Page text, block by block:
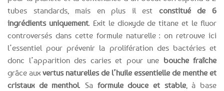
tubes standards, mais en plus il est constitué de 6
ingrédients uniquement. Exit le dioxyde de titane et le fluor
controversés dans cette formule naturelle : on retrouve ici
l’essentiel pour prévenir la prolifération des bactéries et
donc l’apparition des caries et pour une bouche fraîche
grâce aux vertus naturelles de l’huile essentielle de menthe et
cristaux de menthol. Sa formule douce et stable, à base